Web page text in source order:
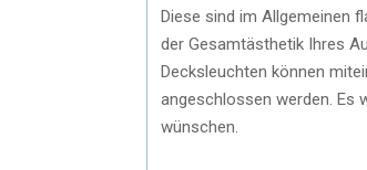
Diese sind im Allgemeinen
der Gesamtästhetik Ihres
Decksleuchten können
angeschlossen werden. Es
wünschen.